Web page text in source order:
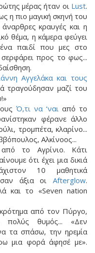
μέρας ήταν οι Lust.
η πιο μαγική σκηνή του
κραυγές και η
θέμα, η κάμερα φεύγει
παιδί που μες στο
προς το φως...
Αγγελάκα και τους
τραγούδησαν μαζί του
Ό,τι να ‘ναι από το
φέρανε άλλο
τρομπέτα, κλαρίνο...
Αλκίνοος...
το Αγρίνιο. Κάτι
ότι έχει μια δικιά
10 μαθητικά
άξια οι Afterglow.
και το «Seven nation
από τον Πύργο,
θυμός... «Δεν
τα σπάσω, την ηρεμία
μια φορά άφησέ με».